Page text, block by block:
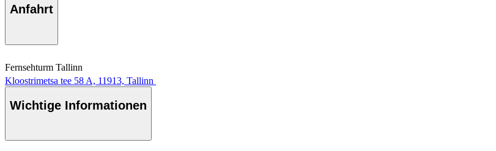
Anfahrt
Fernsehturm Tallinn
Kloostrimetsa tee 58 A, 11913, Tallinn
Wichtige Informationen